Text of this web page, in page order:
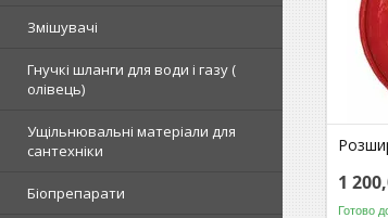
Змішувачі
Гнучкі шланги для води і газу (
олівець)
Ущільнювальні матеріали для
сантехніки
Біопрепарати 1
Готово